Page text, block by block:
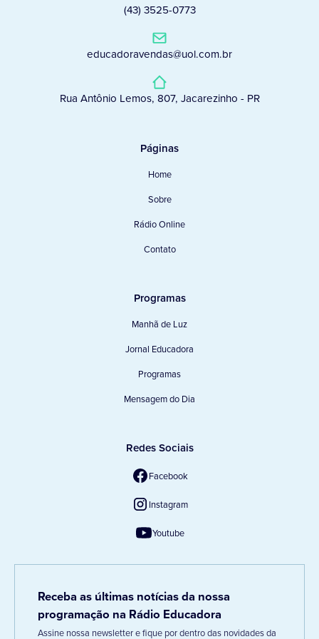
(43) 3525-0773
educadoravendas@uol.com.br
Rua Antônio Lemos, 807, Jacarezinho - PR
Páginas
Home
Sobre
Rádio Online
Contato
Programas
Manhã de Luz
Jornal Educadora
Programas
Mensagem do Dia
Redes Sociais
Facebook
Instagram
Youtube
Receba as últimas notícias da nossa
programação na Rádio Educadora
Assine nossa newsletter e fique por dentro das novidades da